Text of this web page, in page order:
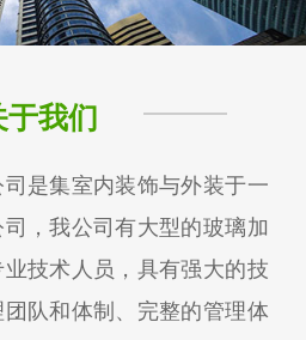
于我们
是集室内装饰与外装于一
，我公司有大型的玻璃加
技术人员，具有强大的技
队和体制、完整的管理体